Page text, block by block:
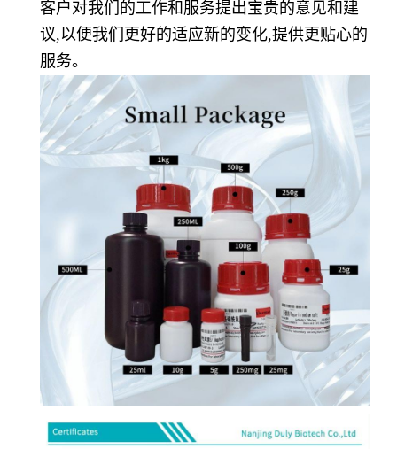
客户对我们的工作和服务提出宝贵的意见和建
议,以便我们更好的适应新的变化,提供更贴心的
服务。